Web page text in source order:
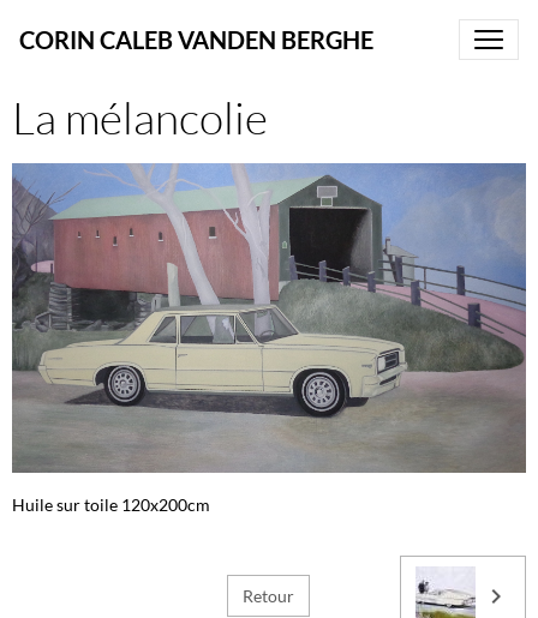
CORIN CALEB VANDEN BERGHE
La mélancolie
Huile sur toile 120x200cm
Retour